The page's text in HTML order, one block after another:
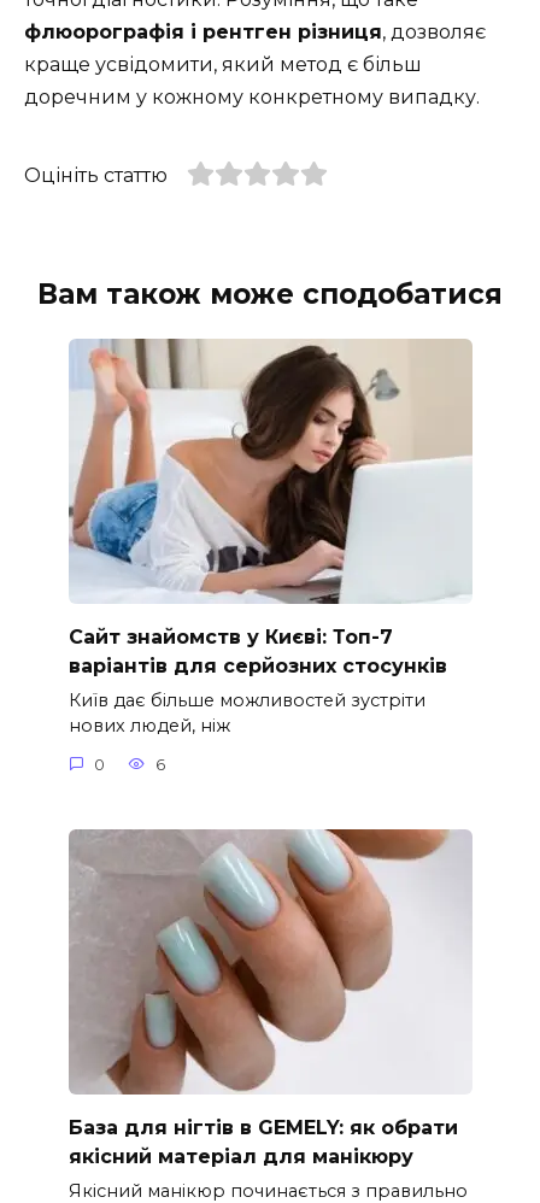
флюорографія і рентген різниця, дозволяє
краще усвідомити, який метод є більш
доречним у кожному конкретному випадку.
Оцініть статтю
Вам також може сподобатися
Сайт знайомств у Києві: Топ-7
варіантів для серйозних стосунків
Київ дає більше можливостей зустріти
нових людей, ніж
0 6
База для нігтів в GEMELY: як обрати
якісний матеріал для манікюру
Якісний манікюр починається з правильно